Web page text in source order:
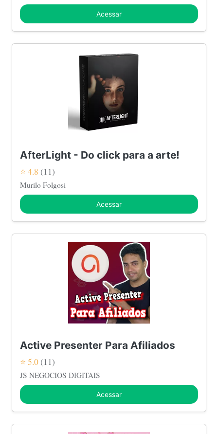
Acessar
AfterLight - Do click para a arte!
⭐ 4.8 (11)
Murilo Folgosi
Acessar
Active Presenter Para Afiliados
⭐ 5.0 (11)
JS NEGOCIOS DIGITAIS
Acessar